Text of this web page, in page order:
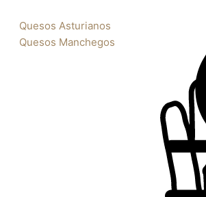
Quesos Asturianos
Quesos Manchegos